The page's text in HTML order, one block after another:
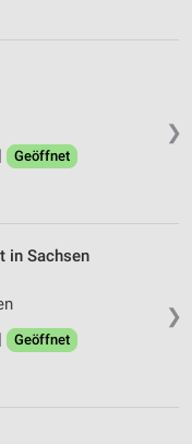
❯
Geöffnet
❯
in Sachsen
Geöffnet